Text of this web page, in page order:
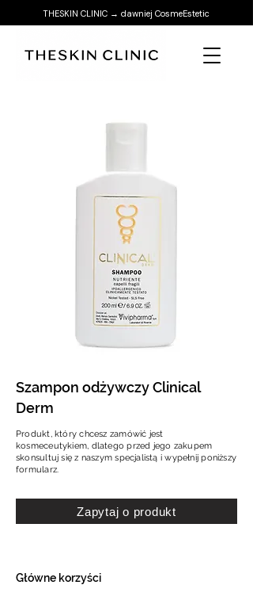
THESKIN CLINIC → dawniej CosmeEstetic
Szampon odżywczy Clinical
Derm
Produkt, który chcesz zamówić jest
kosmeceutykiem, dlatego przed jego zakupem
skonsultuj się z naszym specjalistą i wypełnij poniższy
formularz.
Zapytaj o produkt
Główne korzyści